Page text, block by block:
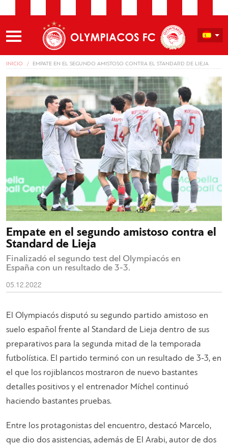
INICIO EMPATE EN EL SEGUNDO AMISTOSO CONTRA EL STANDARD DE LIEJA
Empate en el segundo amistoso contra el
Standard de Lieja
Finalizadó el segundo test del Olympiacós en
España con un resultado de 3-3.
05.12.2022
El Olympiacós disputó su segundo partido amistoso en
suelo español frente al Standard de Lieja dentro de sus
preparativos para la segunda mitad de la temporada
futbolística. El partido terminó con un resultado de 3-3, en
el que los rojiblancos mostraron de nuevo bastantes
detalles positivos y el entrenador Míchel continuó
haciendo bastantes pruebas.
Entre los protagonistas del encuentro, destacó Marcelo,
que dio dos asistencias, además de El Arabi, autor de dos